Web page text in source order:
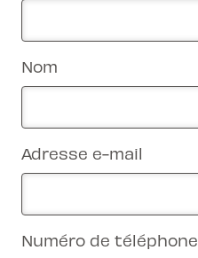
Nom
Adresse e-mail
Numéro de téléphone